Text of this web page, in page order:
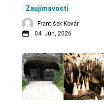
Zaujímavosti
vo svete.
František Kovár
04. Jún, 2026